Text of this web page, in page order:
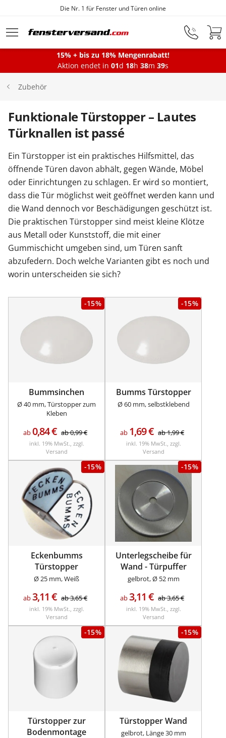
Zum Hauptinhalt springen
Fensterfabrik seit 1872
Montageservice
Balkontüren
Terrassentüren
Haustüren
Sonnenschutz
Zäune & Tore
Garagentore
Carports
Kontakt / Hilfe
15% + bis zu 18% Mengenrabatt!
Aktion endet in 01d 18h 38m 38s
Zubehör
Funktionale Türstopper – Lautes
Türknallen ist passé
Ein Türstopper ist ein praktisches Hilfsmittel, das
öffnende Türen davon abhält, gegen Wände, Möbel
oder Einrichtungen zu schlagen. Er wird so montiert,
dass die Tür möglichst weit geöffnet werden kann und
die Wand dennoch vor Beschädigungen geschützt ist.
Die praktischen Türstopper sind meist kleine Klötze
aus Metall oder Kunststoff, die mit einer
Gummischicht umgeben sind, um Türen sanft
abzufedern. Doch welche Varianten gibt es noch und
worin unterscheiden sie sich?
-15%
Bummsinchen
Ø 40 mm, Türstopper zum
Kleben
ab0,84€ ab0,99€
inkl. 19% MwSt., zzgl.
Versand
-15%
Bumms Türstopper
Ø 60 mm, selbstklebend
ab 1,69€ ab1,99€
inkl. 19% MwSt., zzgl.
Versand
-15%
Eckenbumms
Türstopper
Ø 25 mm, Weiß
ab3,11 € ab3,65€
inkl. 19% MwSt., zzgl.
Versand
-15%
Unterlegscheibe für
Wand - Türpuffer
gelbrot, Ø 52 mm
ab3,11 € ab3,65€
inkl. 19% MwSt., zzgl.
Versand
-15%
Türstopper zur
Bodenmontage
-15%
Türstopper Wand
gelbrot, Länge 30 mm